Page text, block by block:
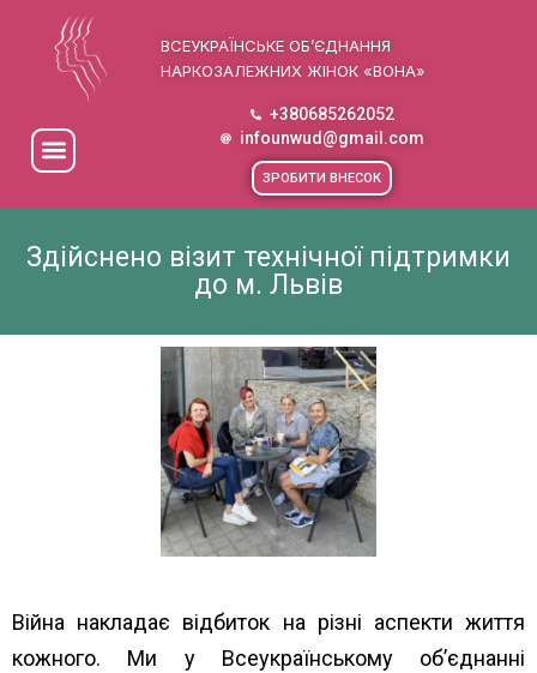
ВСЕУКРАЇНСЬКЕ ОБ’ЄДНАННЯ
НАРКОЗАЛЕЖНИХ ЖІНОК «ВОНА»
+380685262052
infounwud@gmail.com
ЗРОБИТИ ВНЕСОК
Здійснено візит технічної підтримки
до м. Львів
Війна накладає відбиток на різні аспекти життя
кожного. Ми у Всеукраїнському об’єднанні